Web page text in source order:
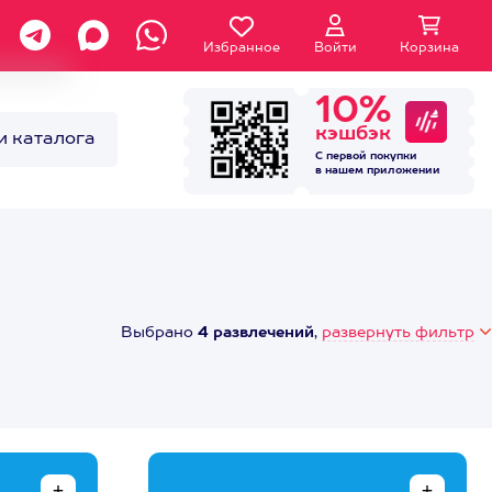
Избранное Войти Корзина
каталога
10%
кэшбэк
С первой покупки
в нашем приложении
Выбрано 4 развлечений, развернуть фильтр